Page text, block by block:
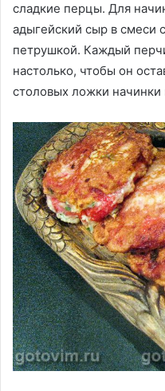
сладкие перцы. Для
адыгейский сыр в смеси
петрушкой. Каждый
настолько, чтобы он
столовых ложки